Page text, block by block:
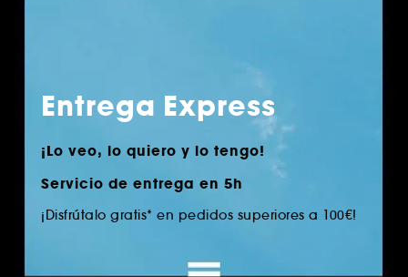
Entrega Express
¡Lo veo, lo quiero y lo tengo!
Servicio de entrega en 5h
¡Disfrútalo gratis* en pedidos superiores a 100€!